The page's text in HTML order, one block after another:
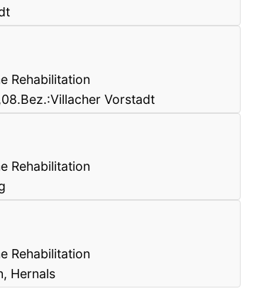
Rehabilitation
Vorstadt
Rehabilitation
Rehabilitation
Hernals